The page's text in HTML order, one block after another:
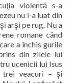
violentă s-a
nu i-a luat din
arşi pe rug. Nu a
romane când
a închis gurile
din zilele lui
ucenicii lui Isus
trei veacuri – şi